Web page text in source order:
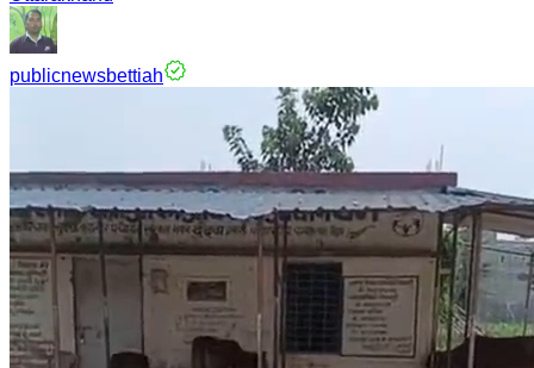
publicnewsbettiah